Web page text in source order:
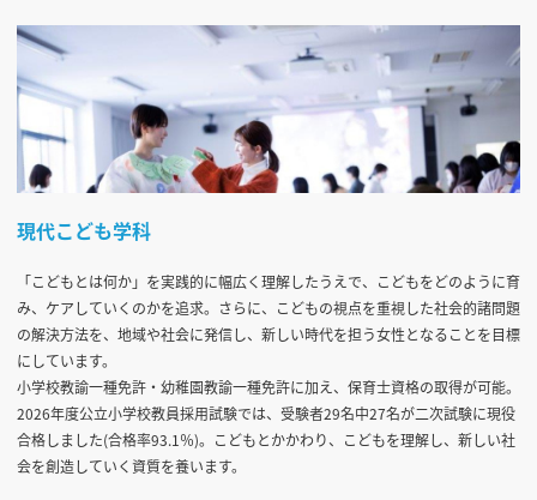
現代こども学科
「こどもとは何か」を実践的に幅広く理解したうえで、こどもをどのように育
み、ケアしていくのかを追求。さらに、こどもの視点を重視した社会的諸問題
の解決方法を、地域や社会に発信し、新しい時代を担う女性となることを目標
にしています。
小学校教諭一種免許・幼稚園教諭一種免許に加え、保育士資格の取得が可能。
2026年度公立小学校教員採用試験では、受験者29名中27名が二次試験に現役
合格しました(合格率93.1％)。こどもとかかわり、こどもを理解し、新しい社
会を創造していく資質を養います。